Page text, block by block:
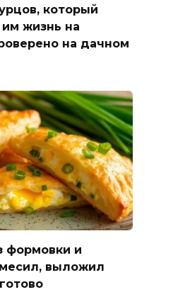
который
жизнь на
на дачном
формовки и
выложил